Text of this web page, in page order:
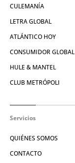
CULEMANÍA
LETRA GLOBAL
ATLÁNTICO HOY
CONSUMIDOR GLOBAL
HULE & MANTEL
CLUB METRÓPOLI
Servicios
QUIÉNES SOMOS
CONTACTO